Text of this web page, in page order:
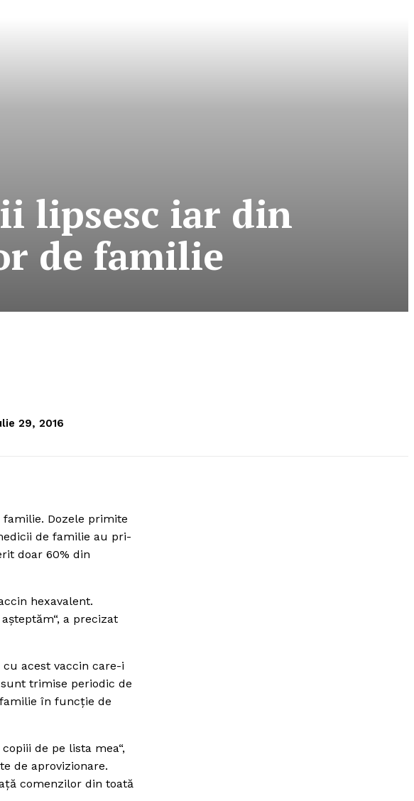
lipsesc iar din
de familie
29, 2016
Dozele primite
de familie au pri-
doar 60% din
hexavalent.
a precizat
acest vaccin care-i
trimise periodic de
în funcţie de
de pe lista mea“,
de aprovizionare.
comenzilor din toată